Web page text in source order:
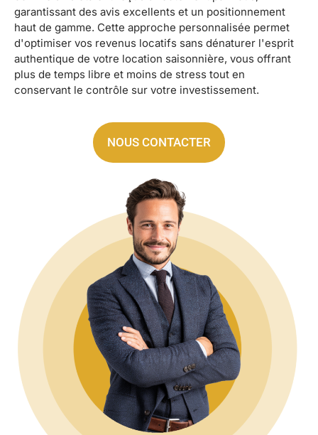
garantissant des avis excellents et un positionnement
haut de gamme. Cette approche personnalisée permet
d'optimiser vos revenus locatifs sans dénaturer l'esprit
authentique de votre location saisonnière, vous offrant
plus de temps libre et moins de stress tout en
conservant le contrôle sur votre investissement.
NOUS CONTACTER